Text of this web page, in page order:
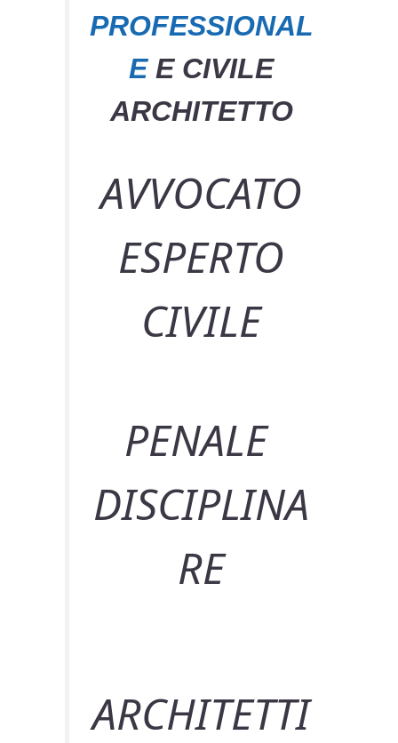
PROFESSIONAL
EE CIVILE
ARCHITETTO
AVVOCATO
ESPERTO
CIVILE
PENALE
DISCIPLINA
RE
ARCHITETTI